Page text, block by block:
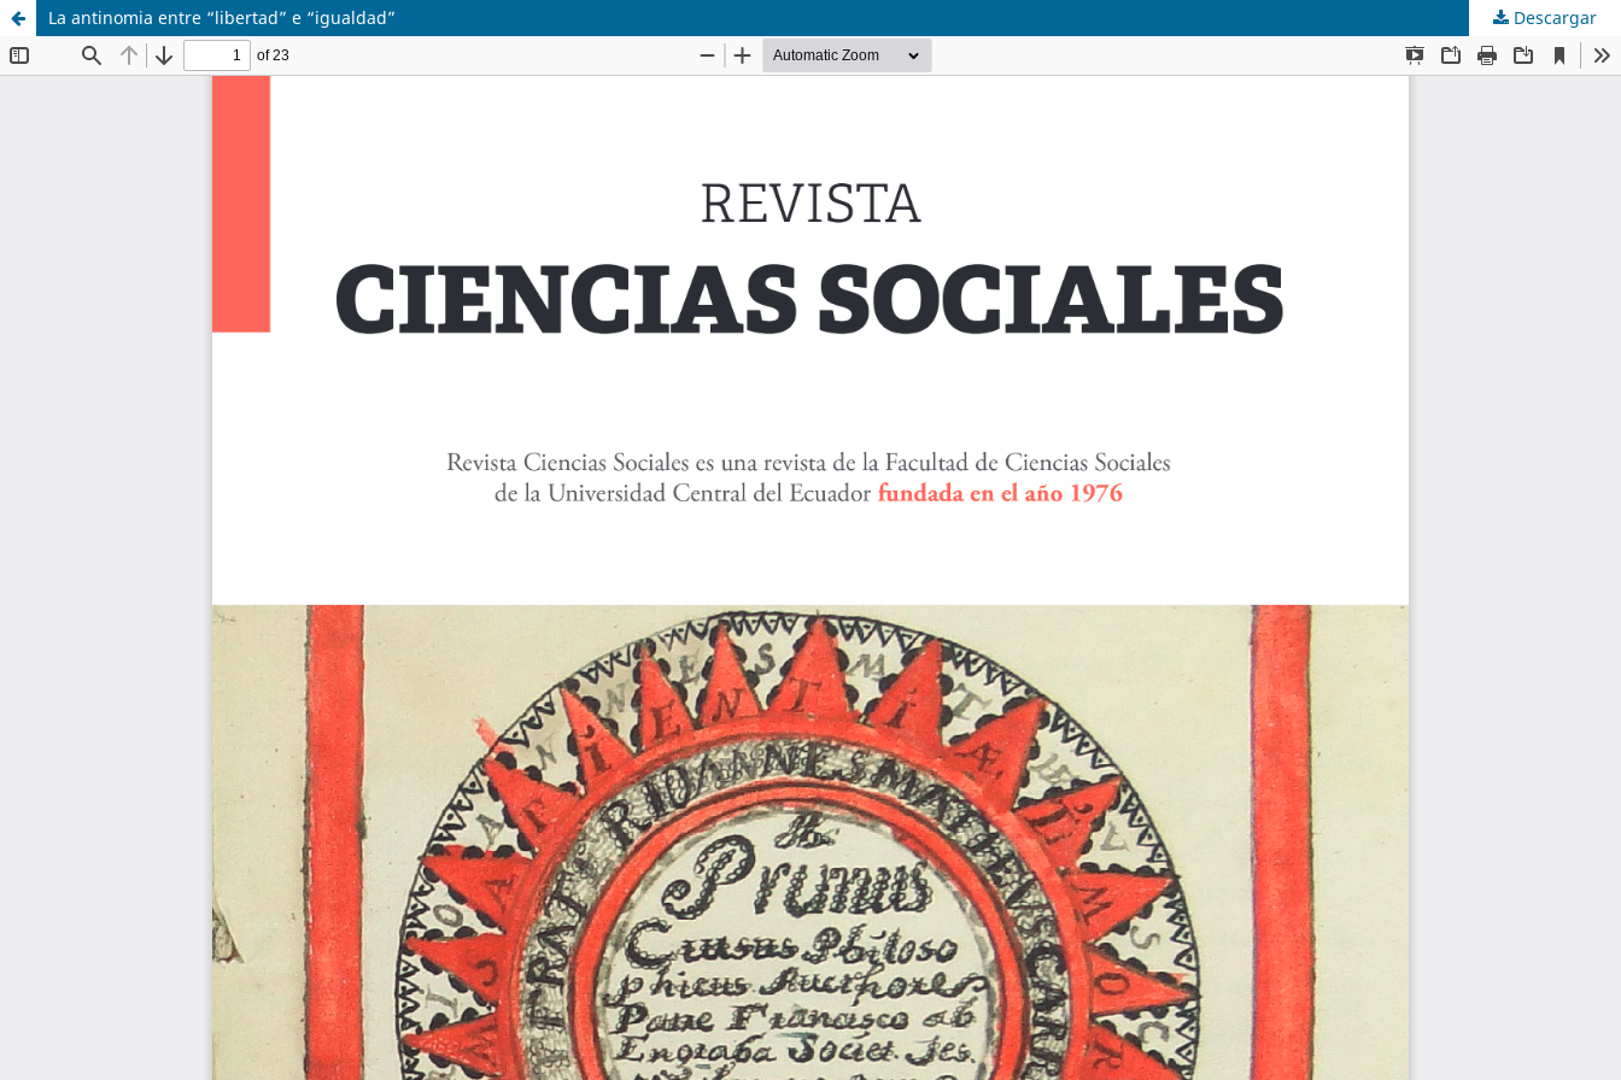
La antinomia entre “libertad” e “igualdad” Descargar